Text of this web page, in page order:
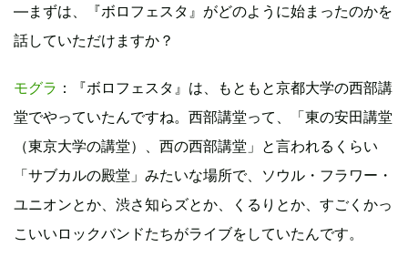
―まずは、『ボロフェスタ』がどのように始まったのかを
話していただけますか？
モグラ ：『ボロフェスタ』は、もともと京都大学の西部講
堂でやっていたんですね。西部講堂って、「東の安田講堂
（東京大学の講堂）、西の西部講堂」と言われるくらい
「サブカルの殿堂」みたいな場所で、ソウル・フラワー・
ユニオンとか、渋さ知らズとか、くるりとか、すごくかっ
こいいロックバンドたちがライブをしていたんです。